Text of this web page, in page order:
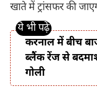
खाते में ट्रांसफर की
करनाल में बीच
ब्लैंक रेंज से
गोली